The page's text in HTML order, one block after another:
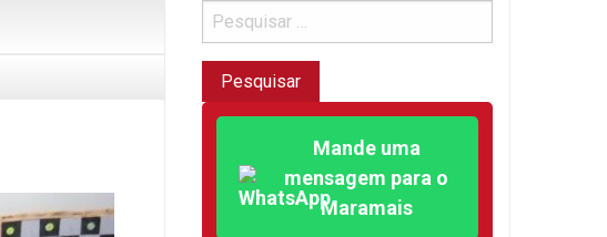
Mande uma
mensagem para o
Maramais